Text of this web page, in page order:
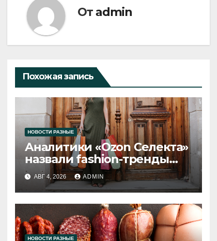
От admin
Похожая запись
НОВОСТИ РАЗНЫЕ
Аналитики «Ozon Селекта»
назвали fashion-тренды
2026 года
АВГ 4, 2026 ADMIN
НОВОСТИ РАЗНЫЕ